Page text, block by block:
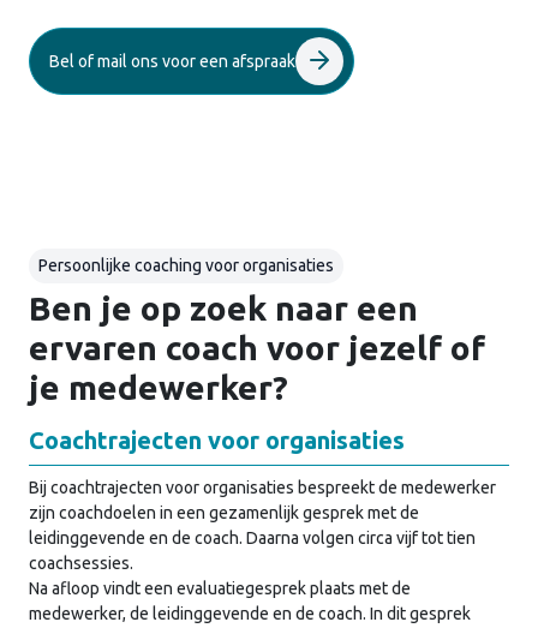
Bel of mail ons voor een afspraak
Persoonlijke coaching voor organisaties
Ben je op zoek naar een
ervaren coach voor jezelf of
je medewerker?
Coachtrajecten voor organisaties
Bij coachtrajecten voor organisaties bespreekt de medewerker
zijn coachdoelen in een gezamenlijk gesprek met de
leidinggevende en de coach. Daarna volgen circa vijf tot tien
coachsessies.
Na afloop vindt een evaluatiegesprek plaats met de
medewerker, de leidinggevende en de coach. In dit gesprek